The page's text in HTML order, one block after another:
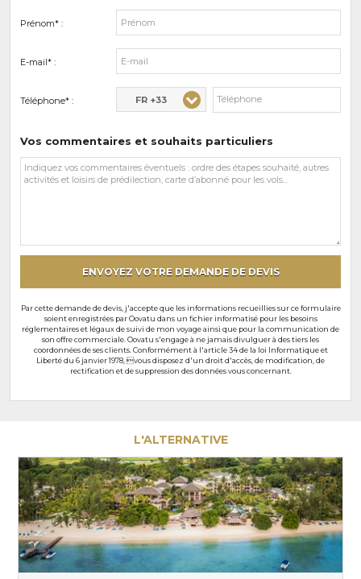
Prénom* :
E-mail* :
Téléphone* : FR +33
Vos commentaires et souhaits particuliers
Vos
commentaires
ENVOYEZ VOTRE DEMANDE DE DEVIS
Par cette demande de devis, j'accepte que les informations recueillies sur ce formulaire
soient enregistrées par Oovatu dans un fichier informatisé pour les besoins
réglementaires et légaux de suivi de mon voyage ainsi que pour la communication de
son offre commerciale. Oovatu s'engage à ne jamais divulguer à des tiers les
coordonnées de ses clients. Conformément à l'article 34 de la loi Informatique et
Liberté du 6 janvier 1978, vous disposez d'un droit d'accès, de modification, de
rectification et de suppression des données vous concernant.
L'ALTERNATIVE